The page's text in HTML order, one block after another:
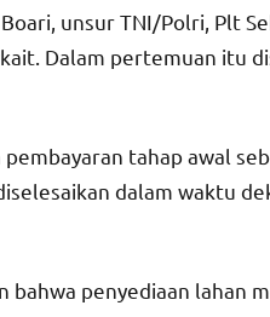
unsur TNI/Polri, Plt
Dalam pertemuan itu
tahap awal
dalam waktu
bahwa penyediaan lahan